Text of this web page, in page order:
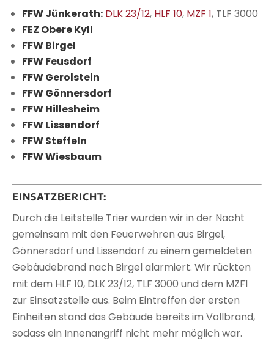
FFW Jünkerath: DLK 23/12, HLF 10, MZF 1, TLF 3000
FEZ Obere Kyll
FFW Birgel
FFW Feusdorf
FFW Gerolstein
FFW Gönnersdorf
FFW Hillesheim
FFW Lissendorf
FFW Steffeln
FFW Wiesbaum
EINSATZBERICHT:
Durch die Leitstelle Trier wurden wir in der Nacht
gemeinsam mit den Feuerwehren aus Birgel,
Gönnersdorf und Lissendorf zu einem gemeldeten
Gebäudebrand nach Birgel alarmiert. Wir rückten
mit dem HLF 10, DLK 23/12, TLF 3000 und dem MZF1
zur Einsatzstelle aus. Beim Eintreffen der ersten
Einheiten stand das Gebäude bereits im Vollbrand,
sodass ein Innenangriff nicht mehr möglich war.